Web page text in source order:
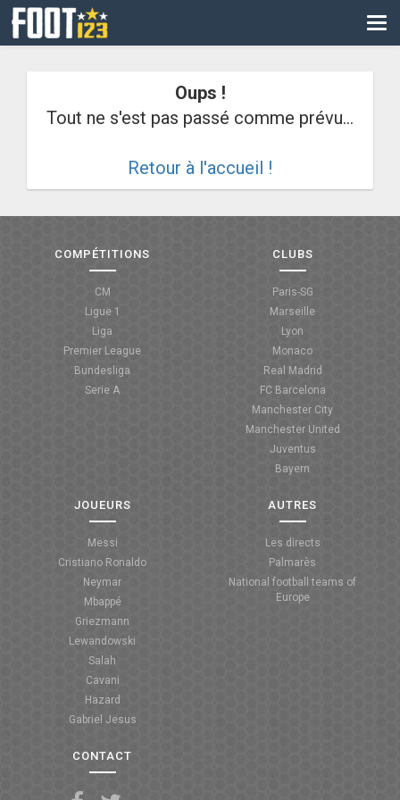
CM
COUPE DE FRANCE
COUPE DE LA LIGUE
Oups !
Tout ne s'est pas passé comme prévu...
Retour à l'accueil !
COMPÉTITIONS
CM
Ligue 1
Liga
Premier League
Bundesliga
Serie A
CLUBS
Paris-SG
Marseille
Lyon
Monaco
Real Madrid
FC Barcelona
Manchester City
Manchester United
Juventus
Bayern
JOUEURS
Messi
Cristiano Ronaldo
Neymar
Mbappé
Griezmann
Lewandowski
Salah
Cavani
Hazard
Gabriel Jesus
AUTRES
Les directs
Palmarès
National football teams of
Europe
CONTACT